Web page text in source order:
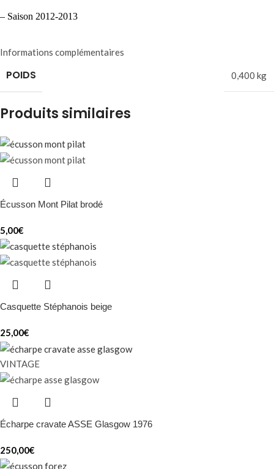
– Saison 2012-2013
Informations complémentaires
POIDS 0,400 kg
Produits similaires
Écusson Mont Pilat brodé
5,00€
Casquette Stéphanois beige
25,00€
VINTAGE
Écharpe cravate ASSE Glasgow 1976
250,00€